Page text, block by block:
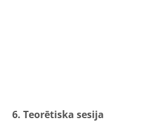
6. Teorētiska sesija